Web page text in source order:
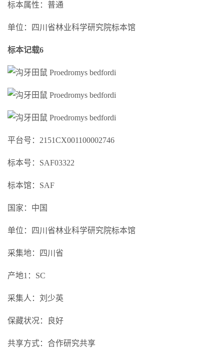
标本属性：普通
单位：四川省林业科学研究院标本馆
标本记载6
平台号：2151CX001100002746
标本号：SAF03322
标本馆：SAF
国家：中国
单位：四川省林业科学研究院标本馆
采集地：四川省
产地1：SC
采集人：刘少英
保藏状况：良好
共享方式：合作研究共享